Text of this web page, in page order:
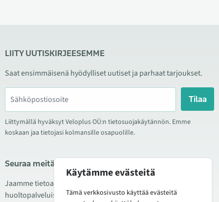
LIITY UUTISKIRJEESEMME
Saat ensimmäisenä hyödylliset uutiset ja parhaat tarjoukset.
Tilaa
Liittymällä hyväksyt Veloplus OÜ:n tietosuojakäytännön. Emme
koskaan jaa tietojasi kolmansille osapuolille.
Seuraa meitä sosiaalisessa mediassa
Jaamme tietoa hyvistä tarjouksista, uusista tuotteista ja
huoltopalveluista. Joskus julkaisemme myös tuote-esittelyjä.
Käytämme evästeitä
Tämä verkkosivusto käyttää evästeitä